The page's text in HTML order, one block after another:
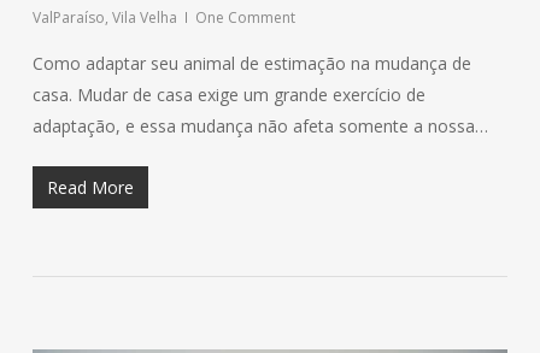
ValParaíso, Vila Velha One Comment
Como adaptar seu animal de estimação na mudança de
casa. Mudar de casa exige um grande exercício de
adaptação, e essa mudança não afeta somente a nossa…
Read More